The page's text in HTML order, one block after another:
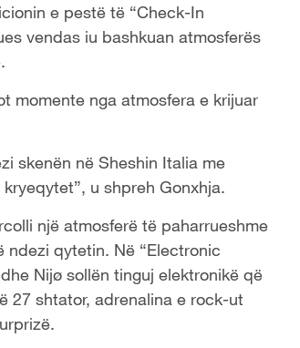
e pestë të “Check-In
vendas iu bashkuan atmosferës
momente nga atmosfera e krijuar
skenën në Sheshin Italia me
u shpreh Gonxhja.
një atmosferë të paharrueshme
qytetin. Në “Electronic
Nijø sollën tinguj elektronikë që
27 shtator, adrenalina e rock-ut